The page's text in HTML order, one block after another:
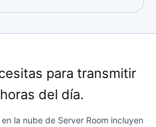
para transmitir
del día.
la nube de Server Room incluyen